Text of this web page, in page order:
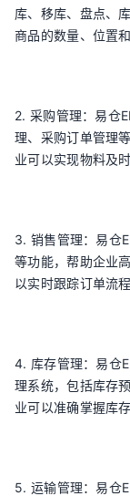
库、移库、盘点、
商品的数量、位置
2. 采购管理：易仓
理、采购订单管理
业可以实现物料及
3. 销售管理：易仓
等功能，帮助企业
以实时跟踪订单流
4. 库存管理：易仓
理系统，包括库存
业可以准确掌握库
5. 运输管理：易仓